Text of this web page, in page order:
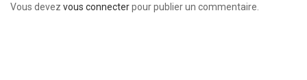
Vous devez vous connecterpour publier un commentaire.